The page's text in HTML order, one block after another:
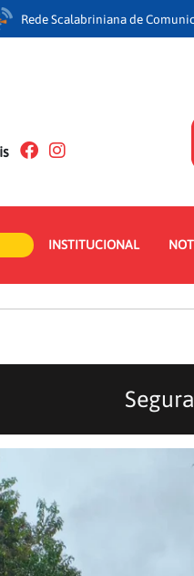
Rede Scalabriniana de
INSTITUCIONAL